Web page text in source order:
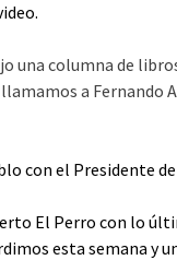
una columna de
a
con el Presidente
El Perro con lo
esta semana y